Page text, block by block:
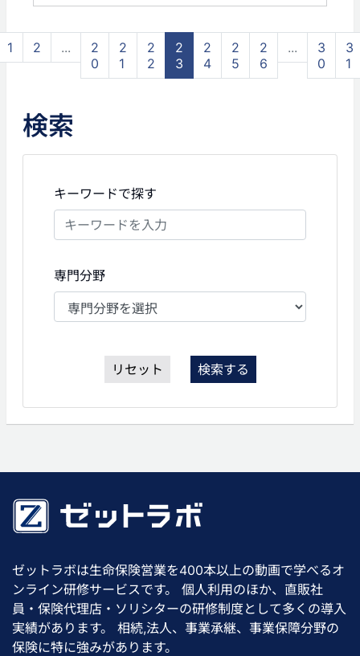
1 2 ...
2
0
2
1
2
2
2
3
2
4
2
5
2
6
...
3
0
3
1
検索
キーワードで探す
専門分野
リセット 検索する
ゼットラボは生命保険営業を400本以上の動画で学べるオ
ンライン研修サービスです。 個人利用のほか、直販社
員・保険代理店・ソリシターの研修制度として多くの導入
実績があります。 相続,法人、事業承継、事業保障分野の
保険に特に強みがあります。